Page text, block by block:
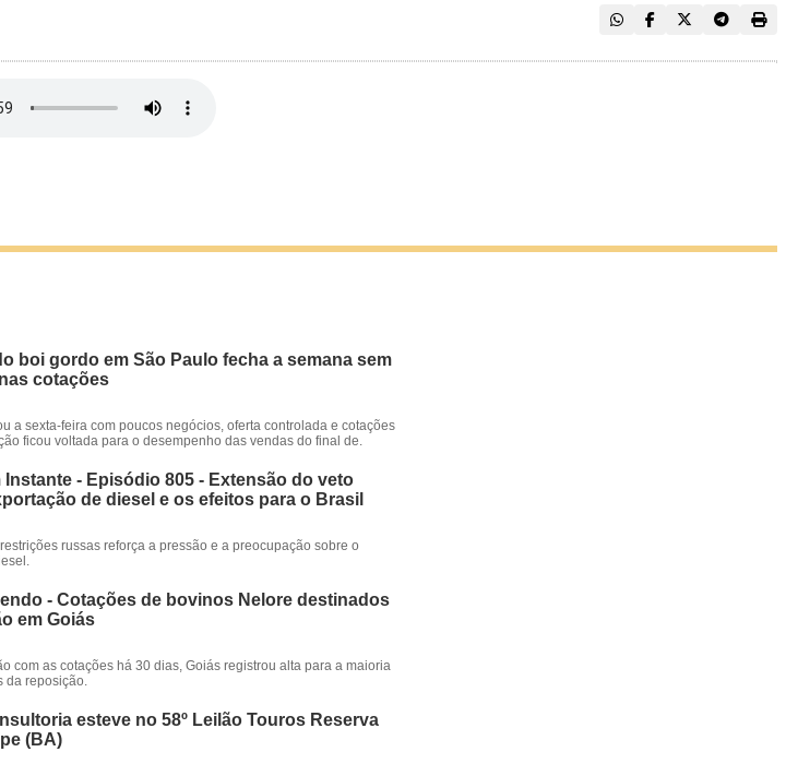
boi gordo em São Paulo fecha a semana sem
cotações
a sexta-feira com poucos negócios, oferta controlada e cotações
ficou voltada para o desempenho das vendas do final de.
Instante - Episódio 805 - Extensão do veto
de diesel e os efeitos para o Brasil
russas reforça a pressão e a preocupação sobre o
- Cotações de bovinos Nelore destinados
em Goiás
com as cotações há 30 dias, Goiás registrou alta para a maioria
da reposição.
esteve no 58º Leilão Touros Reserva
(BA)